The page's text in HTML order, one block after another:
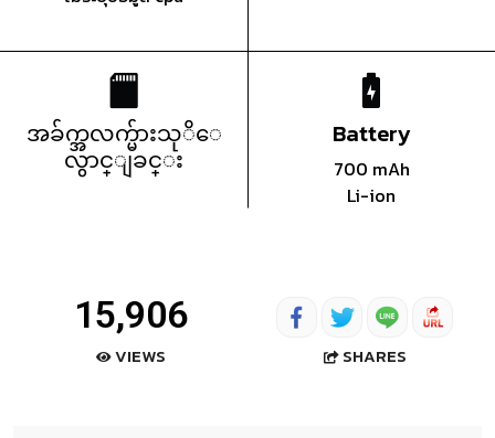
အခ်က္အလက္မ်ားသုိေ
လွာင္ျခင္း
Battery
700 mAh
Li-ion
15,906
VIEWS SHARES